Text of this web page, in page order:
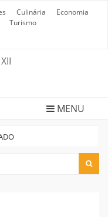
Culinária
Economia
Turismo
MENU